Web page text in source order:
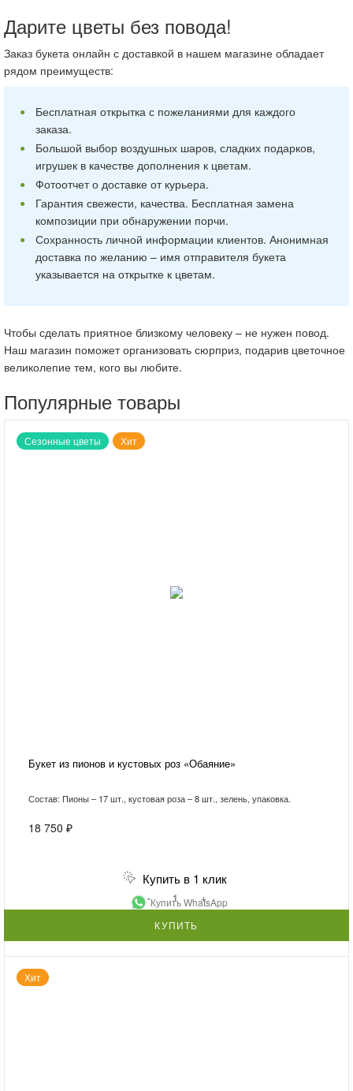
Дарите цветы без повода!
Заказ букета онлайн с доставкой в нашем магазине обладает
рядом преимуществ:
Бесплатная открытка с пожеланиями для каждого
заказа.
Большой выбор воздушных шаров, сладких подарков,
игрушек в качестве дополнения к цветам.
Фотоотчет о доставке от курьера.
Гарантия свежести, качества. Бесплатная замена
композиции при обнаружении порчи.
Сохранность личной информации клиентов. Анонимная
доставка по желанию – имя отправителя букета
указывается на открытке к цветам.
Чтобы сделать приятное близкому человеку – не нужен повод.
Наш магазин поможет организовать сюрприз, подарив цветочное
великолепие тем, кого вы любите.
Популярные товары
Сезонные цветы Хит
Букет из пионов и кустовых роз «Обаяние»
Состав: Пионы – 17 шт., кустовая роза – 8 шт., зелень, упаковка.
18 750 ₽
Купить в 1 клик
Купить WhatsApp
- +
КУПИТЬ
Хит